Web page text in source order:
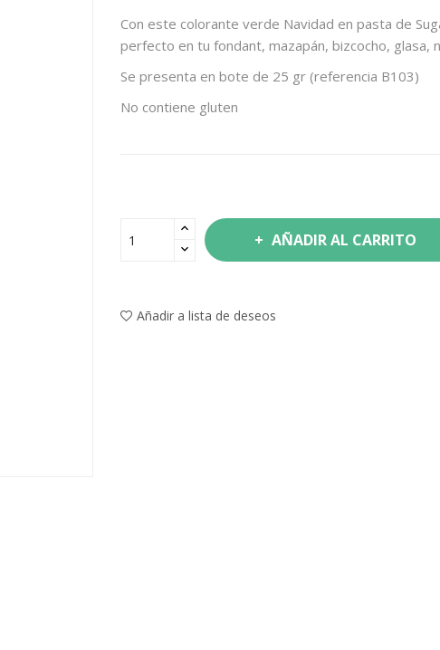
Con este colorante verde Navidad en pasta de
perfecto en tu fondant, mazapán, bizcocho, glasa,
Se presenta en bote de 25 gr (referencia B103)
No contiene gluten
AÑADIR AL CARRITO
Añadir a lista de deseos